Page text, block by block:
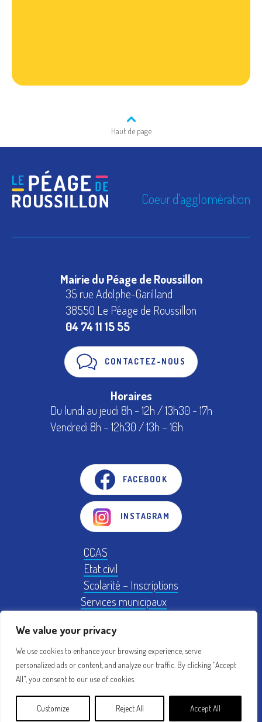
We value your privacy
We use cookies to enhance your browsing experience, serve
personalized ads or content, and analyze our traffic. By clicking "Accept
All", you consent to our use of cookies.
Customize Reject All Accept All
Haut de page
Coeur d'agglomération
Mairie du Péage de Roussillon
35 rue Adolphe-Garilland
38550 Le Péage de Roussillon
04 74 11 15 55
CONTACTEZ-NOUS
Horaires
Du lundi au jeudi 8h - 12h / 13h30 - 17h
Vendredi 8h – 12h30 / 13h – 16h
FACEBOOK
INSTAGRAM
CCAS
Etat civil
Scolarité – Inscriptions
Services municipaux
Plan Local d'Urbanisme
Mentions légales
Création : acti